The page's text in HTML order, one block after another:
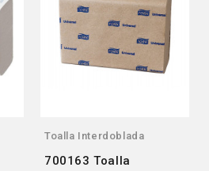
Toalla Interdoblada
700163 Toalla